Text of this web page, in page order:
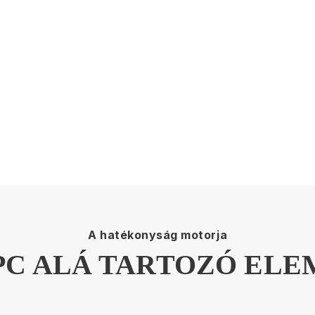
A hatékonyság motorja
ALÁ TARTOZÓ